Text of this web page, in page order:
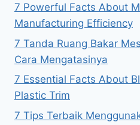
7 Powerful Facts About
Manufacturing Efficiency
7 Tanda Ruang Bakar
Cara Mengatasinya
7 Essential Facts About
Plastic Trim
7 Tips Terbaik